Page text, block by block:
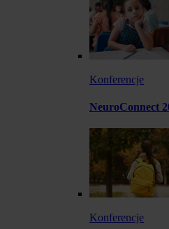
Konferencje
NeuroConnect
Konferencje